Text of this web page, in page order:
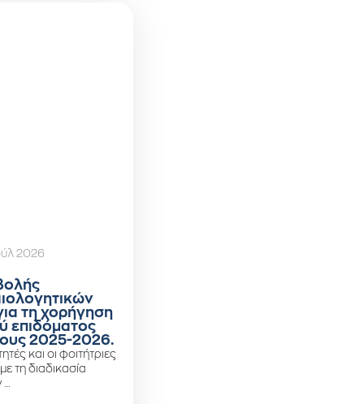
2026
τη χορήγηση
επιδόματος
2025-2026.
και οι φοιτήτριες
τη διαδικασία